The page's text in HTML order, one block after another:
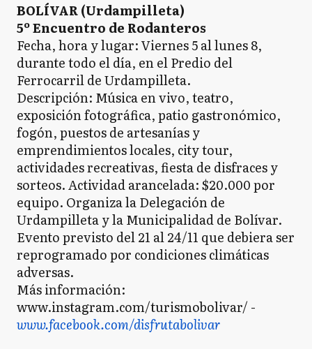
BOLÍVAR (Urdampilleta)
5º Encuentro de Rodanteros
Fecha, hora y lugar: Viernes 5 al lunes 8,
durante todo el día, en el Predio del
Ferrocarril de Urdampilleta.
Descripción: Música en vivo, teatro,
exposición fotográfica, patio gastronómico,
fogón, puestos de artesanías y
emprendimientos locales, city tour,
actividades recreativas, fiesta de disfraces y
sorteos. Actividad arancelada: $20.000 por
equipo. Organiza la Delegación de
Urdampilleta y la Municipalidad de Bolívar.
Evento previsto del 21 al 24/11 que debiera ser
reprogramado por condiciones climáticas
adversas.
Más información:
www.instagram.com/turismobolivar/ -
www.facebook.com/disfrutabolivar